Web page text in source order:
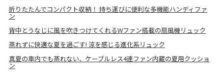
折りたたんでコンパクト収納！ 持ち運びに便利な多機能ハンディファ
ン
背中とうなじに風を吹きつけてくれるWファン搭載の扇風機リュック
蒸れずに快適な夏を過ごす! 涼を感じる進化系リュック
真夏の車内でも蒸れない、ケーブルレス4連ファン内蔵の夏用クッショ
ン